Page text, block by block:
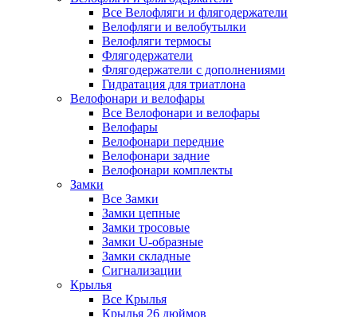
Все Велофляги и флягодержатели
Велофляги и велобутылки
Велофляги термосы
Флягодержатели
Флягодержатели с дополнениями
Гидратация для триатлона
Велофонари и велофары
Все Велофонари и велофары
Велофары
Велофонари передние
Велофонари задние
Велофонари комплекты
Замки
Все Замки
Замки цепные
Замки тросовые
Замки U-образные
Замки складные
Сигнализации
Крылья
Все Крылья
Крылья 26 дюймов